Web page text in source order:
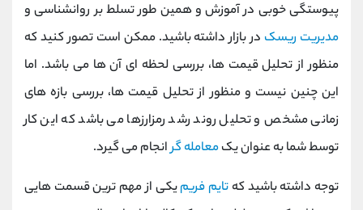
پیوستگی خوبی در آموزش و همین طور تسلط بر روانشناسی و
مدیریت ریسک در بازار داشته باشید. ممکن است تصور کنید که
منظور از تحلیل قیمت‌ ها، بررسی لحظه‌ ای آن ‌ها می ‌باشد. اما
این ‌چنین نیست و منظور از تحلیل قیمت ‌ها، بررسی بازه ‌های
زمانی مشخص و تحلیل روند رشد رمزارزها می ‌باشد که این کار
توسط شما به عنوان یکمعامله گرانجام می ‌گیرد.
توجه داشته باشید که تایم فریمیکی از مهم ‌ترین قسمت ‌هایی